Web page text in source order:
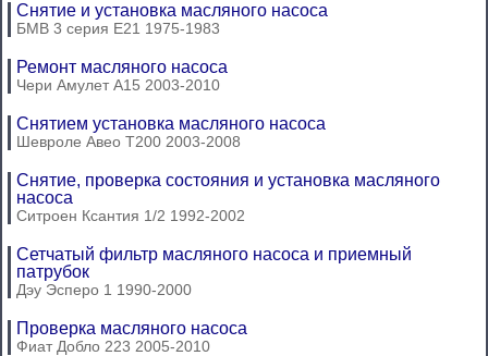
Снятие и установка масляного насоса
БМВ 3 серия Е21 1975-1983
Ремонт масляного насоса
Чери Амулет А15 2003-2010
Снятием установка масляного насоса
Шевроле Авео Т200 2003-2008
Снятие, проверка состояния и установка масляного
насоса
Ситроен Ксантия 1/2 1992-2002
Сетчатый фильтр масляного насоса и приемный
патрубок
Дэу Эсперо 1 1990-2000
Проверка масляного насоса
Фиат Добло 223 2005-2010